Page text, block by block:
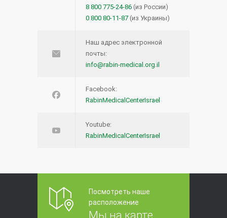
8 800 775-24-86 (из России)
0 800 80-11-87 (из Украины)
Наш адрес электронной
почты:
info@rabin-medical.org.il
Facebook:
RabinMedicalCenterIsrael
Youtube:
RabinMedicalCenterIsrael
Посмотреть наше
расположение
Мы на карте